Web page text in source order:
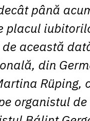
până
placul
această
din
Rüping,
organistul